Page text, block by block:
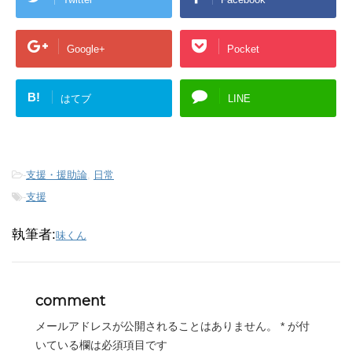
Google+ Pocket
B! はてブ LINE
-支援・援助論, 日常
-支援
執筆者:味くん
comment
メールアドレスが公開されることはありません。 * が付
いている欄は必須項目です